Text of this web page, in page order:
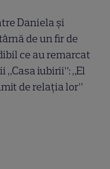
Daniela și
de un fir de
ce au remarcat
iubirii”: „El
de relația lor”